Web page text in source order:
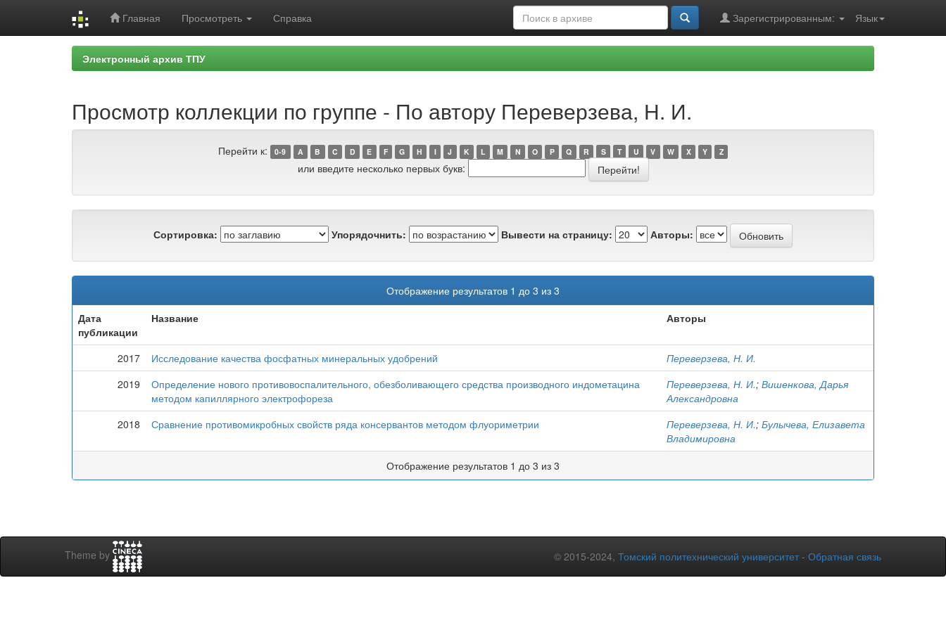
Главная Просмотреть Справка Язык
Зарегистрированным:
Электронный архив ТПУ
Просмотр коллекции по группе - По автору Переверзева, Н. И.
Перейти к: 0-9 A B C D E F G H I J K L M N O P Q R S T U V W X Y Z
или введите несколько первых букв:
Сортировка: Упорядочнить: Вывести на страницу: Авторы:
Отображение результатов 1 до 3 из 3
Дата
публикации
Название Авторы
2017 Исследование качества фосфатных минеральных удобрений
Переверзева, Н. И.
2019
Определение нового противовоспалительного, обезболивающего средства производного индометацина
методом капиллярного электрофореза
Переверзева, Н. И.; Вишенкова, Дарья
Александровна
2018
Сравнение противомикробных свойств ряда консервантов методом флуориметрии Переверзева, Н. И.; Булычева, Елизавета
Владимировна
Отображение результатов 1 до 3 из 3
Theme by © 2015-2024, Томский политехнический университет - Обратная связь